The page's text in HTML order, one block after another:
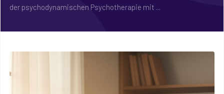
der psychodynamischen Psychotherapie mit ...